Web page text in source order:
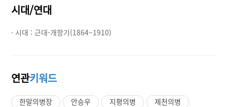
시대/연대
· 시대 :근대-개항기(1864~1910)
연관키워드
한말의병장 안승우 지평의병
제천의병